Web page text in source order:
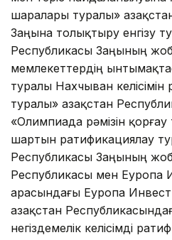
шаралары туралы»
Заңына толықтыру енгізу
Республикасы Заңының
мемлекеттердің
туралы Нахчыван
туралы» Қазақстан
«Олимпиада рәмізін
шартын ратификациялау
Республикасы Заңының
Республикасы мен Еуропа
арасындағы Еуропа
Қазақстан
негіздемелік келісімді